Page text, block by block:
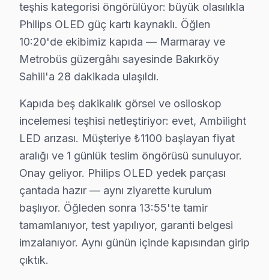
Bakırköy bölgesinde Philips televizyonlarınızın
Panel/ekran değişimi: Ekran boyutuna bağlı
: Model serisine göre değişiklik
Güç kartı, LED backlight, T-Con kart
Yazılım/firmware işlemleri
Yerinde servis vs atölye fiyat farkı: Yerinde
Fiyatları etkileyen faktörler arasında televizyonun
Bakırköy'de Fabrika Servis Neden Tercih
bölgemizde Fabrika tamir tercih etmek, birçok
Fabrika teknik destek'in sunduğu avantajlar arasında
Bakırköy'de televizyon tamir ihtiyacınız varsa,
Bakırköy Philips servis - TV Tamiri
teşhis kategorisi öngörülüyor: büyük olasılıkla
Philips OLED güç kartı kaynaklı. Öğlen
10:20'de ekibimiz kapıda — Marmaray ve
Metrobüs güzergâhı sayesinde Bakırköy
Sahili'a 28 dakikada ulaşıldı.
Kapıda beş dakikalık görsel ve osiloskop
incelemesi teşhisi netleştiriyor: evet, Ambilight
LED arızası. Müşteriye ₺1100 başlayan fiyat
aralığı ve 1 günlük teslim öngörüsü sunuluyor.
Onay geliyor. Philips OLED yedek parçası
çantada hazır — aynı ziyarette kurulum
başlıyor. Öğleden sonra 13:55'te tamir
tamamlanıyor, test yapılıyor, garanti belgesi
imzalanıyor. Aynı günün içinde kapısından girip
çıktık.